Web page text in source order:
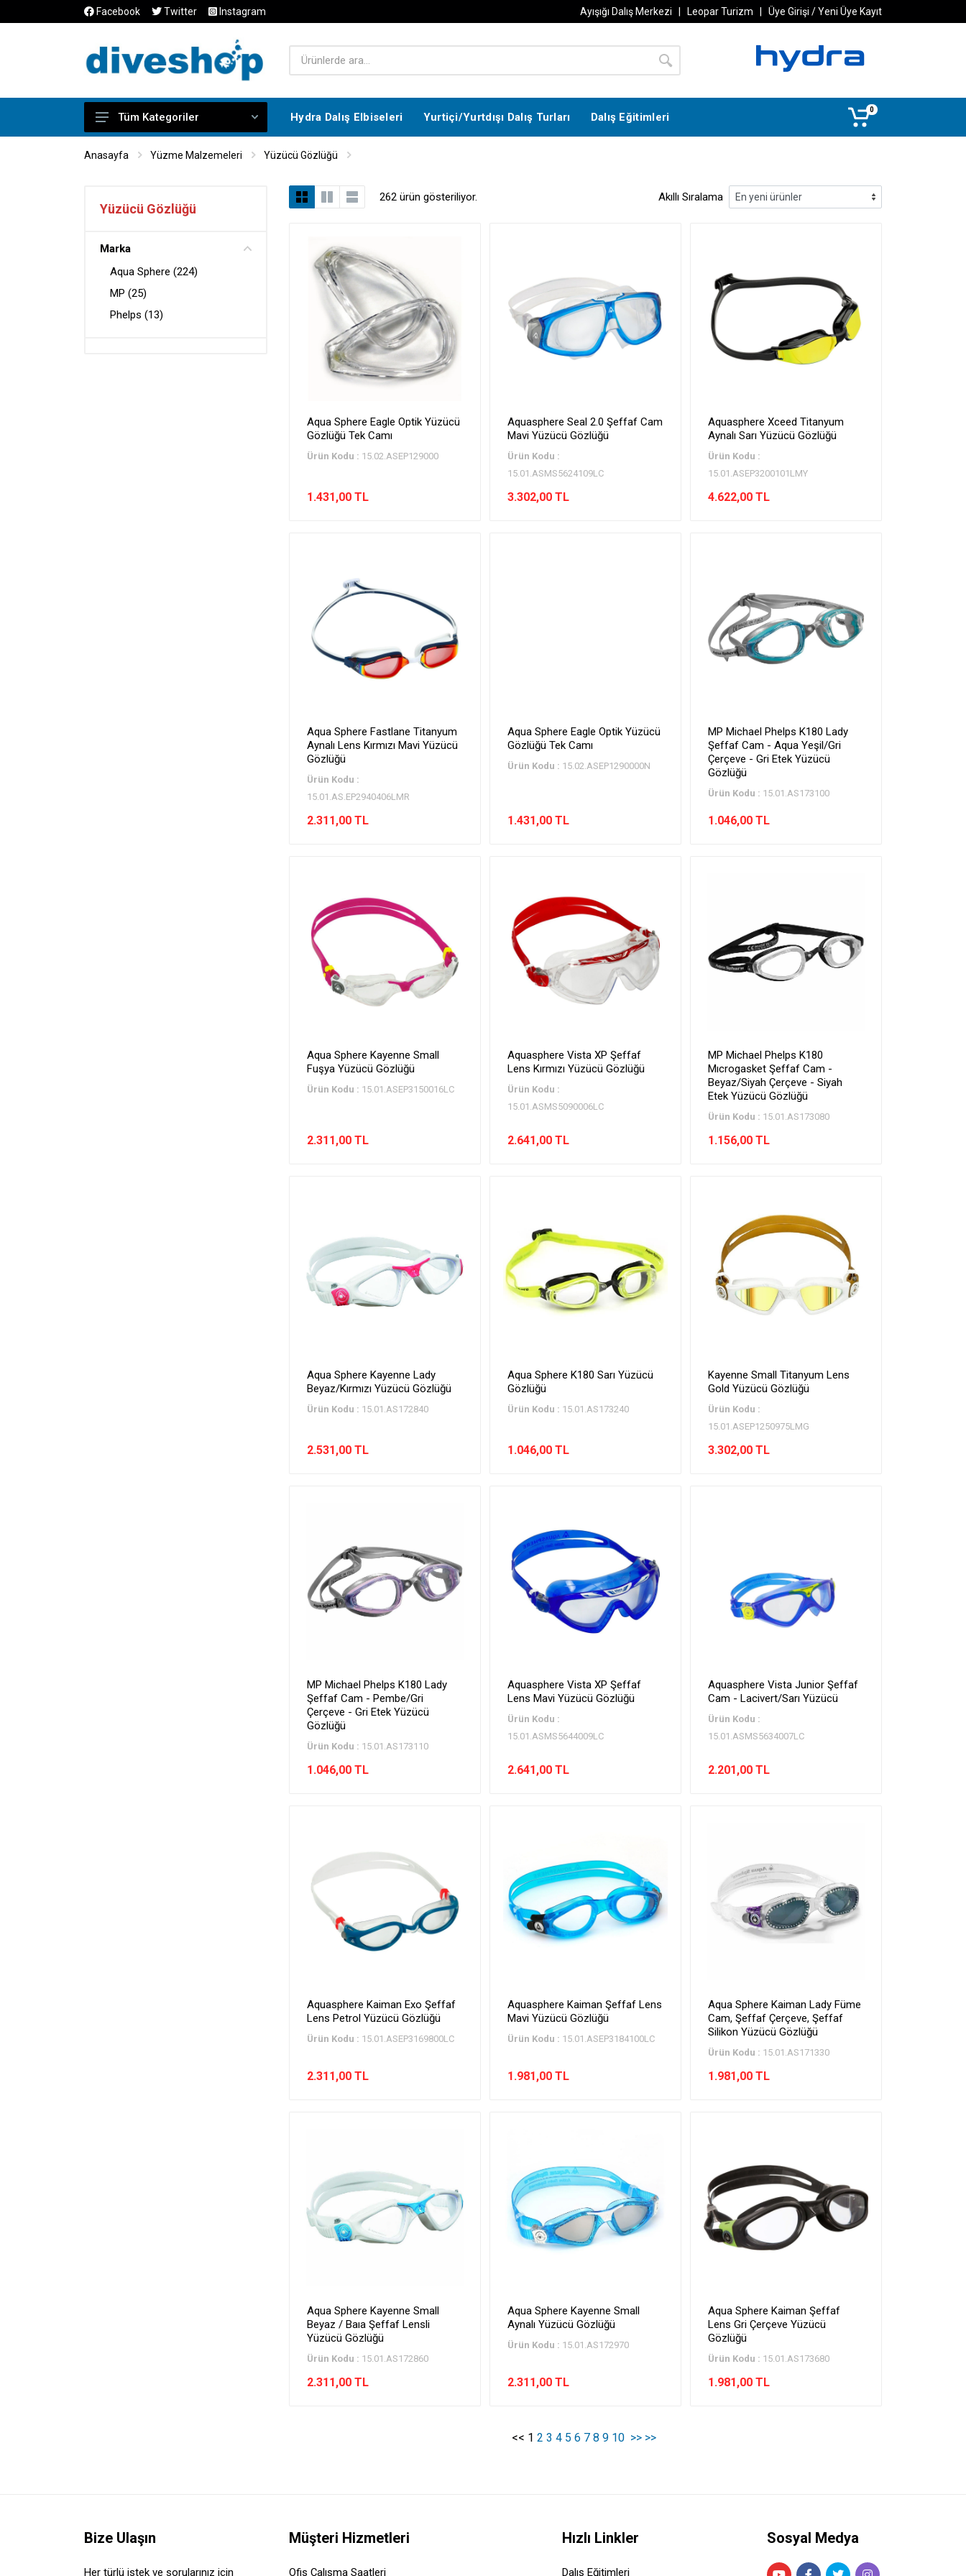
Facebook Twitter Instagram Ayışığı Dalış Merkezi Leopar Turizm Üye Girişi / Yeni Üye Kayıt
Dalış Eğitimleri
Dalış Malzemeleri
Dalış Aksesuarları
Tüm Kategoriler Hydra Dalış Elbiseleri Yurtiçi/Yurtdışı Dalış Turları Dalış Eğitimleri
0
Anasayfa Yüzme Malzemeleri Yüzücü Gözlüğü
Yüzücü Gözlüğü
Marka
Aqua Sphere (224)
MP (25)
Phelps (13)
262 ürün gösteriliyor. Akıllı Sıralama
Aqua Sphere Eagle Optik Yüzücü
Gözlüğü Tek Camı
Ürün Kodu : 15.02.ASEP129000
1.431,00 TL
Aquasphere Seal 2.0 Şeffaf Cam
Mavi Yüzücü Gözlüğü
Ürün Kodu :
15.01.ASMS5624109LC
3.302,00 TL
Aquasphere Xceed Titanyum
Aynalı Sarı Yüzücü Gözlüğü
Ürün Kodu :
15.01.ASEP3200101LMY
4.622,00 TL
Aqua Sphere Fastlane Titanyum
Aynalı Lens Kırmızı Mavi Yüzücü
Gözlüğü
Ürün Kodu :
15.01.AS.EP2940406LMR
2.311,00 TL
Aqua Sphere Eagle Optik Yüzücü
Gözlüğü Tek Camı
Ürün Kodu : 15.02.ASEP1290000N
1.431,00 TL
MP Michael Phelps K180 Lady
Şeffaf Cam - Aqua Yeşil/Gri
Çerçeve - Gri Etek Yüzücü
Gözlüğü
Ürün Kodu : 15.01.AS173100
1.046,00 TL
Aqua Sphere Kayenne Small
Fuşya Yüzücü Gözlüğü
Ürün Kodu : 15.01.ASEP3150016LC
2.311,00 TL
Aquasphere Vista XP Şeffaf
Lens Kırmızı Yüzücü Gözlüğü
Ürün Kodu :
15.01.ASMS5090006LC
2.641,00 TL
MP Michael Phelps K180
Mıcrogasket Şeffaf Cam -
Beyaz/Siyah Çerçeve - Siyah
Etek Yüzücü Gözlüğü
Ürün Kodu : 15.01.AS173080
1.156,00 TL
Aqua Sphere Kayenne Lady
Beyaz/Kırmızı Yüzücü Gözlüğü
Ürün Kodu : 15.01.AS172840
2.531,00 TL
Aqua Sphere K180 Sarı Yüzücü
Gözlüğü
Ürün Kodu : 15.01.AS173240
1.046,00 TL
Kayenne Small Titanyum Lens
Gold Yüzücü Gözlüğü
Ürün Kodu :
15.01.ASEP1250975LMG
3.302,00 TL
MP Michael Phelps K180 Lady
Şeffaf Cam - Pembe/Gri
Çerçeve - Gri Etek Yüzücü
Gözlüğü
Ürün Kodu : 15.01.AS173110
1.046,00 TL
Aquasphere Vista XP Şeffaf
Lens Mavi Yüzücü Gözlüğü
Ürün Kodu :
15.01.ASMS5644009LC
2.641,00 TL
Aquasphere Vista Junior Şeffaf
Cam - Lacivert/Sarı Yüzücü
Ürün Kodu :
15.01.ASMS5634007LC
2.201,00 TL
Aquasphere Kaiman Exo Şeffaf
Lens Petrol Yüzücü Gözlüğü
Ürün Kodu : 15.01.ASEP3169800LC
2.311,00 TL
Aquasphere Kaiman Şeffaf Lens
Mavi Yüzücü Gözlüğü
Ürün Kodu : 15.01.ASEP3184100LC
1.981,00 TL
Aqua Sphere Kaiman Lady Füme
Cam, Şeffaf Çerçeve, Şeffaf
Silikon Yüzücü Gözlüğü
Ürün Kodu : 15.01.AS171330
1.981,00 TL
Aqua Sphere Kayenne Small
Beyaz / Baıa Şeffaf Lensli
Yüzücü Gözlüğü
Ürün Kodu : 15.01.AS172860
2.311,00 TL
Aqua Sphere Kayenne Small
Aynalı Yüzücü Gözlüğü
Ürün Kodu : 15.01.AS172970
2.311,00 TL
Aqua Sphere Kaiman Şeffaf
Lens Gri Çerçeve Yüzücü
Gözlüğü
Ürün Kodu : 15.01.AS173680
1.981,00 TL
<< 1 2 3 4 5 6 7 8 9 10 >> >>
Bize Ulaşın
Her türlü istek ve sorularınız için
Müşteri Hizmetleri
Ofis Çalışma Saatleri
Hızlı Linkler
Dalış Eğitimleri
Sosyal Medya